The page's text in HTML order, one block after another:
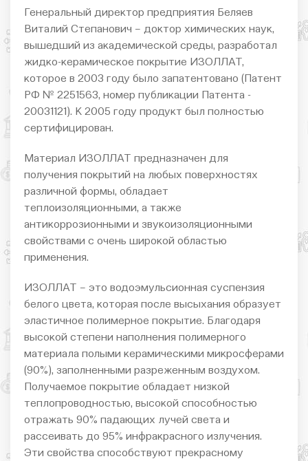
Генеральный директор предприятия Беляев
Виталий Степанович – доктор химических наук,
вышедший из академической среды, разработал
жидко-керамическое покрытие ИЗОЛЛАТ,
которое в 2003 году было запатентовано (Патент
РФ № 2251563, номер публикации Патента -
20031121). К 2005 году продукт был полностью
сертифицирован.
Материал ИЗОЛЛАТ предназначен для
получения покрытий на любых поверхностях
различной формы, обладает
теплоизоляционными, а также
антикоррозионными и звукоизоляционными
свойствами с очень широкой областью
применения.
ИЗОЛЛАТ – это водоэмульсионная суспензия
белого цвета, которая после высыхания образует
эластичное полимерное покрытие. Благодаря
высокой степени наполнения полимерного
материала полыми керамическими микросферами
(90%), заполненными разреженным воздухом.
Получаемое покрытие обладает низкой
теплопроводностью, высокой способностью
отражать 90% падающих лучей света и
рассеивать до 95% инфракрасного излучения.
Эти свойства способствуют прекрасному